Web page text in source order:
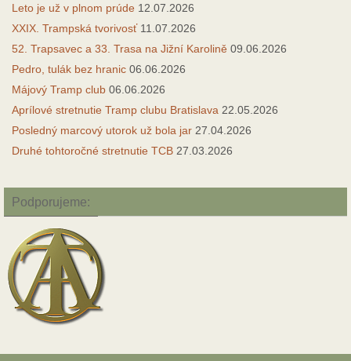
Leto je už v plnom prúde 12.07.2026
XXIX. Trampská tvorivosť 11.07.2026
52. Trapsavec a 33. Trasa na Jižní Karolině 09.06.2026
Pedro, tulák bez hranic 06.06.2026
Májový Tramp club 06.06.2026
Aprílové stretnutie Tramp clubu Bratislava 22.05.2026
Posledný marcový utorok už bola jar 27.04.2026
Druhé tohtoročné stretnutie TCB 27.03.2026
Podporujeme: